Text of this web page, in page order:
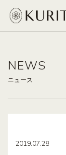
NEWS
ニュース
2019.07.28